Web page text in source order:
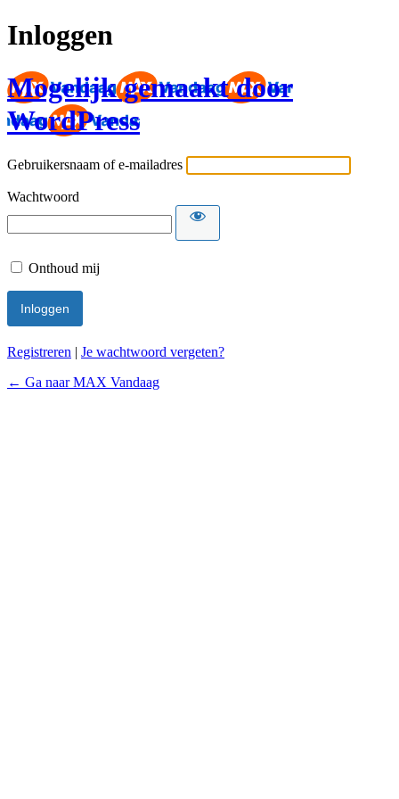
Inloggen
Mogelijk gemaakt door
WordPress
Gebruikersnaam of e-mailadres
Wachtwoord
Onthoud mij
Registreren | Je wachtwoord vergeten?
← Ga naar MAX Vandaag